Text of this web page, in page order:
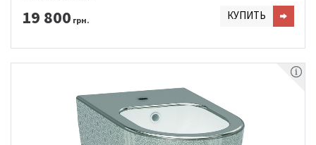
19 800 грн. КУПИТЬ